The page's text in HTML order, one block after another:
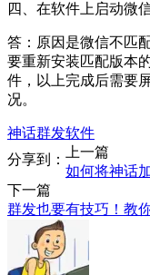
四、在软件上启动微
答：原因是微信不匹
要重新安装匹配版本
件，以上完成后需要
况。
神话群发软件
分享到：
上一篇
如何将神话
下一篇
群发也要有技巧！教